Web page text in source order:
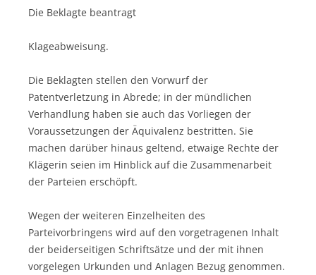
Die Beklagte beantragt
Klageabweisung.
Die Beklagten stellen den Vorwurf der
Patentverletzung in Abrede; in der mündlichen
Verhandlung haben sie auch das Vorliegen der
Voraussetzungen der Äquivalenz bestritten. Sie
machen darüber hinaus geltend, etwaige Rechte der
Klägerin seien im Hinblick auf die Zusammenarbeit
der Parteien erschöpft.
Wegen der weiteren Einzelheiten des
Parteivorbringens wird auf den vorgetragenen Inhalt
der beiderseitigen Schriftsätze und der mit ihnen
vorgelegen Urkunden und Anlagen Bezug genommen.